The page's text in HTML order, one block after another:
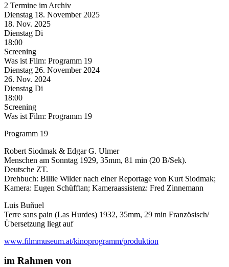
2 Termine im Archiv
Dienstag 18. November 2025
18. Nov. 2025
Dienstag Di
18:00
Screening
Was ist Film: Programm 19
Dienstag 26. November 2024
26. Nov. 2024
Dienstag Di
18:00
Screening
Was ist Film: Programm 19
Programm 19
Robert Siodmak & Edgar G. Ulmer
Menschen am Sonntag 1929, 35mm, 81 min (20 B/Sek).
Deutsche ZT.
Drehbuch: Billie Wilder nach einer Reportage von Kurt Siodmak;
Kamera: Eugen Schüfftan; Kameraassistenz: Fred Zinnemann
Luis Buñuel
Terre sans pain (Las Hurdes) 1932, 35mm, 29 min Französisch/
Übersetzung liegt auf
www.filmmuseum.at/kinoprogramm/produktion
im Rahmen von